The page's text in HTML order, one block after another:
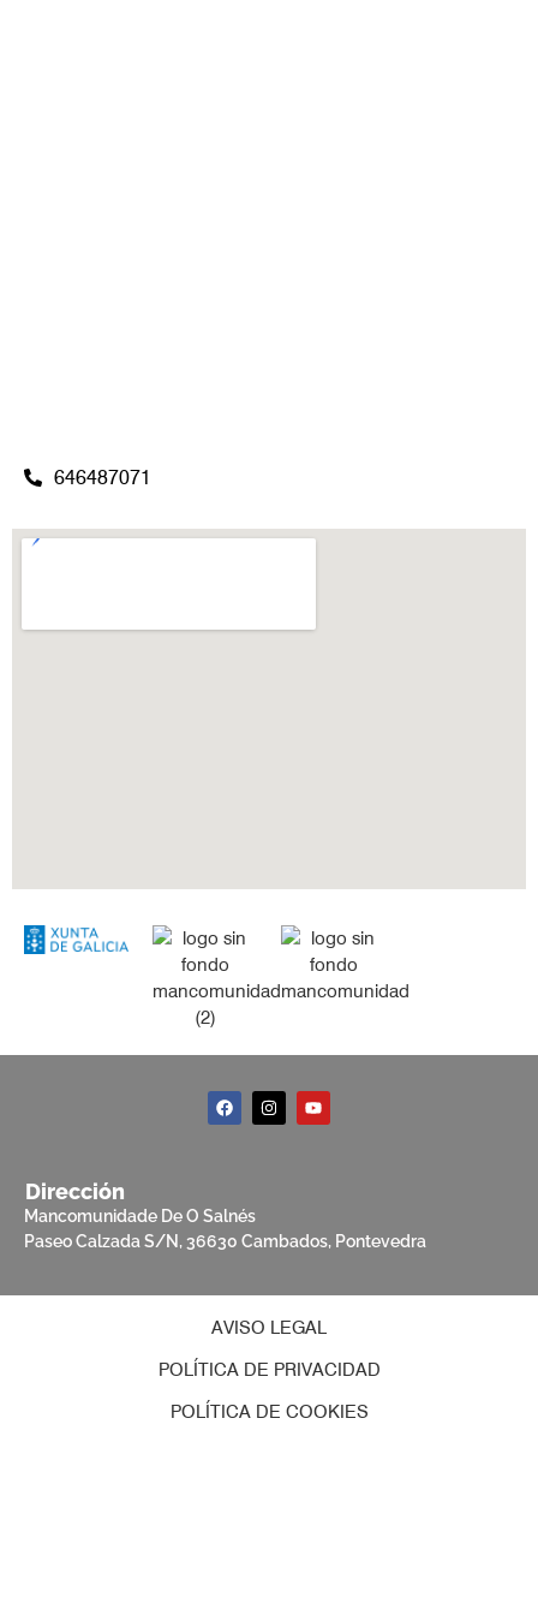
646487071
Dirección
Mancomunidade De O Salnés
Paseo Calzada S/N, 36630 Cambados, Pontevedra
AVISO LEGAL
POLÍTICA DE PRIVACIDAD
POLÍTICA DE COOKIES